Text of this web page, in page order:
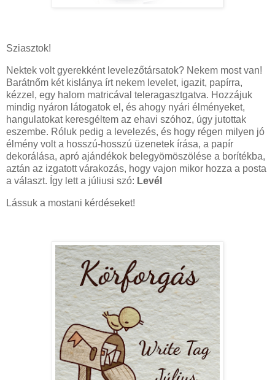
Sziasztok!
Nektek volt gyerekként levelezőtársatok? Nekem most van!
Barátnőm két kislánya írt nekem levelet, igazit, papírra,
kézzel, egy halom matricával teleragasztgatva. Hozzájuk
mindig nyáron látogatok el, és ahogy nyári élményeket,
hangulatokat keresgéltem az ehavi szóhoz, úgy jutottak
eszembe. Róluk pedig a levelezés, és hogy régen milyen jó
élmény volt a hosszú-hosszú üzenetek írása, a papír
dekorálása, apró ajándékok belegyömöszölése a borítékba,
aztán az izgatott várakozás, hogy vajon mikor hozza a posta
a választ. Így lett a júliusi szó: Levél
Lássuk a mostani kérdéseket!